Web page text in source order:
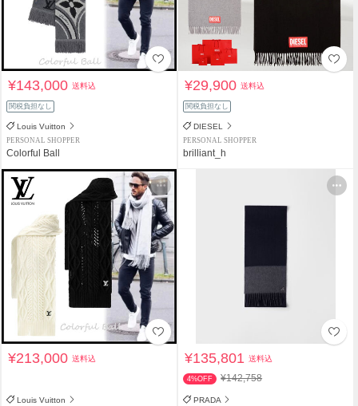
¥143,000送料込
関税負担なし
Louis Vuitton
PERSONAL SHOPPER
Colorful Ball
¥29,900送料込
関税負担なし
DIESEL
PERSONAL SHOPPER
brilliant_h
¥213,000送料込
Louis Vuitton
¥135,801送料込
4%OFF ¥142,758
PRADA